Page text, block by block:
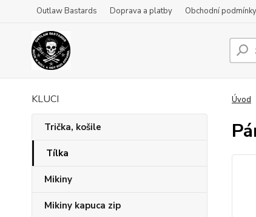
Outlaw Bastards Doprava a platby Obchodní podmínky
KLUCI
Trička, košile
Tílka
Mikiny
Mikiny kapuca zip
Úvod